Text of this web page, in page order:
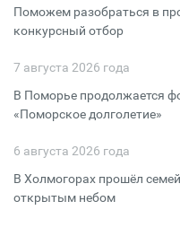
Поможем разобраться в
конкурсный отбор
7 августа 2026 года
В Поморье продолжается
«Поморское долголетие»
6 августа 2026 года
В Холмогорах прошёл
открытым небом